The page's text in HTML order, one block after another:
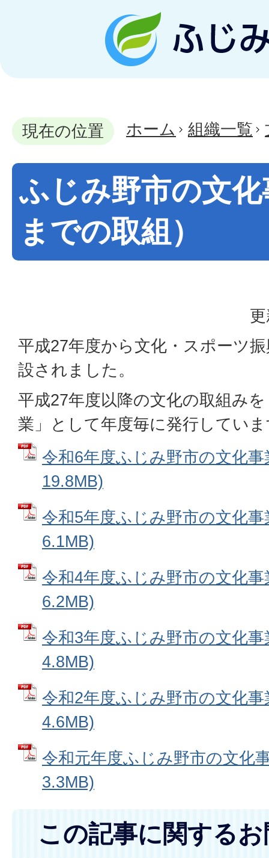
現在の位置 ホーム 組織一覧
ふじみ野市の文
までの取組）
平成27年度から文化・スポーツ
設されました。
平成27年度以降の文化の取組み
業」として年度毎に発行してい
令和6年度ふじみ野市の文化
19.8MB)
令和5年度ふじみ野市の文化
6.1MB)
令和4年度ふじみ野市の文化
6.2MB)
令和3年度ふじみ野市の文化
4.8MB)
令和2年度ふじみ野市の文化
4.6MB)
令和元年度ふじみ野市の文化
3.3MB)
この記事に関する